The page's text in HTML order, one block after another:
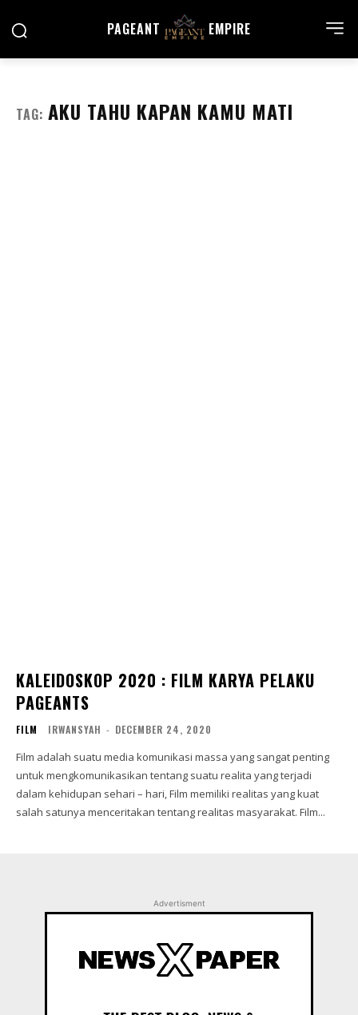
PAGEANT EMPIRE
TAG: AKU TAHU KAPAN KAMU MATI
KALEIDOSKOP 2020 : FILM KARYA PELAKU
PAGEANTS
FILM IRWANSYAH - DECEMBER 24, 2020
Film adalah suatu media komunikasi massa yang sangat penting
untuk mengkomunikasikan tentang suatu realita yang terjadi
dalam kehidupan sehari – hari, Film memiliki realitas yang kuat
salah satunya menceritakan tentang realitas masyarakat. Film...
Advertisment